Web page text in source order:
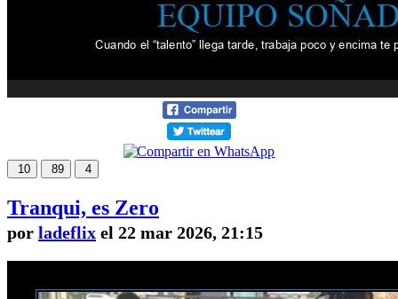
10 89 4
Tranqui, es Zero
por ladeflix el 22 mar 2026, 21:15